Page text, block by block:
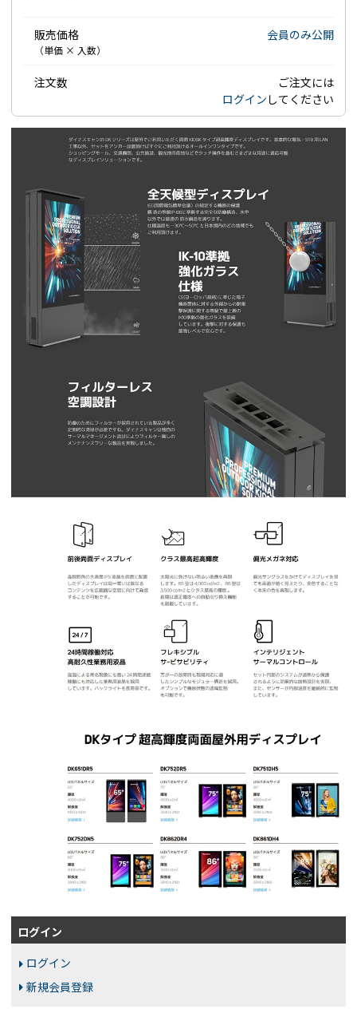
販売価格
（単価 × 入数）
会員のみ公開
注文数
ご注文には
ログイン してください
ログイン
ログイン
新規会員登録